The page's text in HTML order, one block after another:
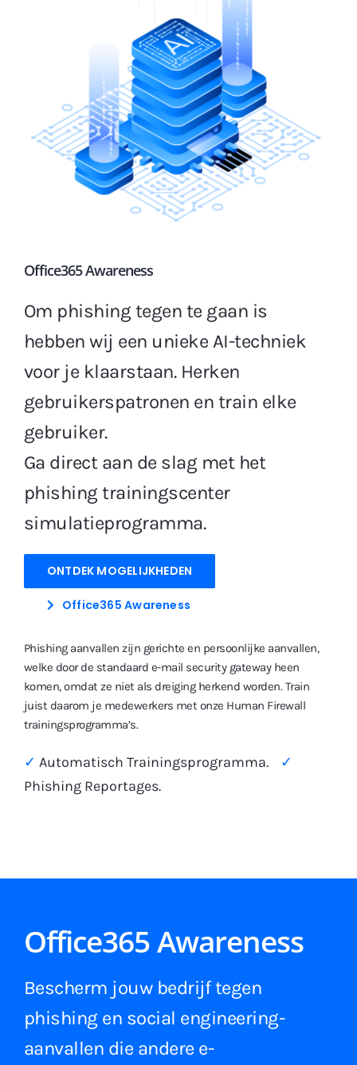
Gratis Proefperiode
Office365 Awareness
Om phishing tegen te gaan is
hebben wij een unieke AI-techniek
voor je klaarstaan. Herken
gebruikerspatronen en train elke
gebruiker.
Ga direct aan de slag met het
phishing trainingscenter
simulatieprogramma.
ONTDEK MOGELIJKHEDEN
Office365 Awareness
Phishing aanvallen zijn gerichte en persoonlijke aanvallen,
welke door de standaard e-mail security gateway heen
komen, omdat ze niet als dreiging herkend worden. Train
juist daarom je medewerkers met onze Human Firewall
trainingsprogramma’s.
✓ Automatisch Trainingsprogramma.
✓
Phishing Reportages.
Office365 Awareness
Bescherm jouw bedrijf tegen
phishing en social engineering-
aanvallen die andere e-